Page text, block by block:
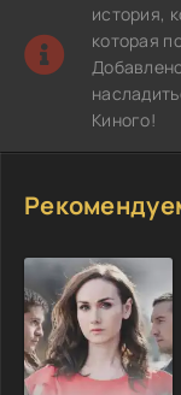
история,
которая
Киного!